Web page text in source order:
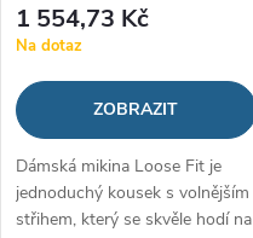
1 554,73 Kč
Na dotaz
ZOBRAZIT
Dámská mikina Loose Fit je
jednoduchý kousek s volnějším
střihem, který se skvěle hodí na